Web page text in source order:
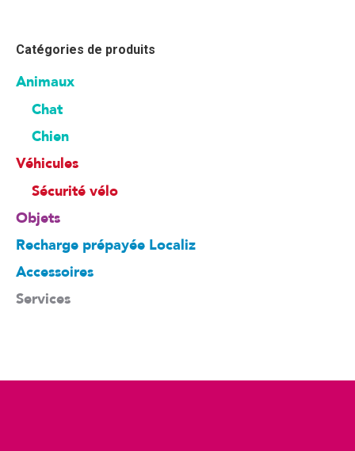
Catégories de produits
Animaux
Chat
Chien
Véhicules
Sécurité vélo
Objets
Recharge prépayée Localiz
Accessoires
Services